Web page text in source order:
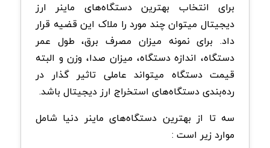
برای انتخاب بهترین دستگاه‌های ماینر ارز
دیجیتال میتوان چند مورد را ملاک این قضیه قرار
داد. برای نمونه میزان مصرف برق، طول عمر
دستگاه، اندازه دستگاه، میزان صدا، وزن و البته
قیمت دستگاه میتواند عاملی تاثیر گذار در
رده‌بندی دستگاه‌های استخراج ارز دیجیتال باشد.
سه تا از بهترین دستگاه‌های ماینر دنیا شامل
موارد زیر است :